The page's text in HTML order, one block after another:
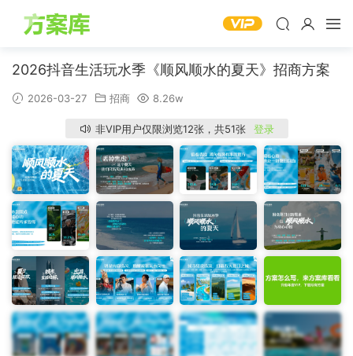
2026抖音生活玩水季《顺风顺水的夏天》招商方案
2026-03-27 招商 8.26w
非VIP用户仅限浏览12张，共51张 登录